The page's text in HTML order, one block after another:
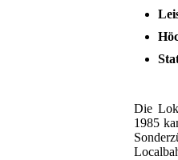
Die
1985